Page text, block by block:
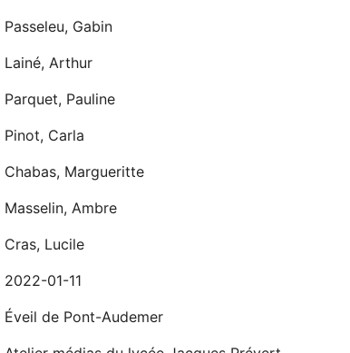
Passeleu, Gabin
Lainé, Arthur
Parquet, Pauline
Pinot, Carla
Chabas, Margueritte
Masselin, Ambre
Cras, Lucile
2022-01-11
Éveil de Pont-Audemer